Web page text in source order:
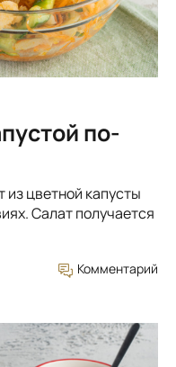
по-
из цветной капусты
Салат получается
Комментарий